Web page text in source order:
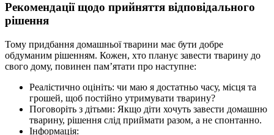
Рекомендації щодо прийняття відповідального
рішення
Тому придбання домашньої тварини має бути добре
обдуманим рішенням. Кожен, хто планує завести тварину до
свого дому, повинен пам’ятати про наступне:
Реалістично оцініть: чи маю я достатньо часу, місця та
грошей, щоб постійно утримувати тварину?
Поговоріть з дітьми: Якщо діти хочуть завести домашню
тварину, рішення слід приймати разом, а не спонтанно.
Інформація: